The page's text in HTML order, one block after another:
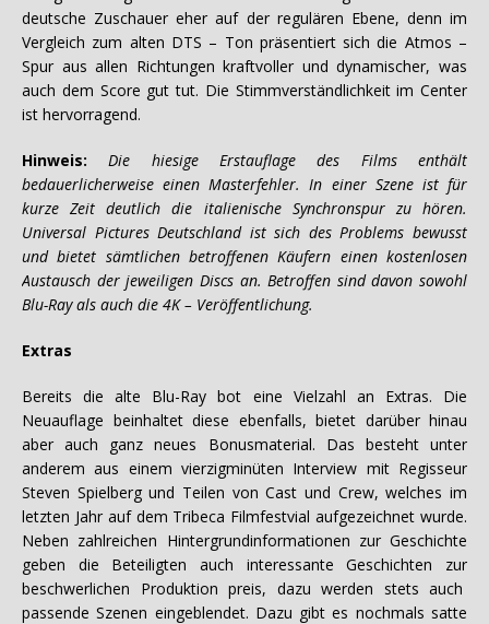
deutsche Zuschauer eher auf der regulären Ebene, denn im
Vergleich zum alten DTS – Ton präsentiert sich die Atmos –
Spur aus allen Richtungen kraftvoller und dynamischer, was
auch dem Score gut tut. Die Stimmverständlichkeit im Center
ist hervorragend.
Hinweis:
Die hiesige Erstauflage des Films enthält
bedauerlicherweise einen Masterfehler. In einer Szene ist für
kurze Zeit deutlich die italienische Synchronspur zu hören.
Universal Pictures Deutschland ist sich des Problems bewusst
und bietet sämtlichen betroffenen Käufern einen kostenlosen
Austausch der jeweiligen Discs an. Betroffen sind davon sowohl
Blu-Ray als auch die 4K – Veröffentlichung.
Extras
Bereits die alte Blu-Ray bot eine Vielzahl an Extras. Die
Neuauflage beinhaltet diese ebenfalls, bietet darüber hinau
aber auch ganz neues Bonusmaterial. Das besteht unter
anderem aus einem vierzigminüten Interview mit Regisseur
Steven Spielberg und Teilen von Cast und Crew, welches im
letzten Jahr auf dem Tribeca Filmfestvial aufgezeichnet wurde.
Neben zahlreichen Hintergrundinformationen zur Geschichte
geben die Beteiligten auch interessante Geschichten zur
beschwerlichen Produktion preis, dazu werden stets auch
passende Szenen eingeblendet. Dazu gibt es nochmals satte